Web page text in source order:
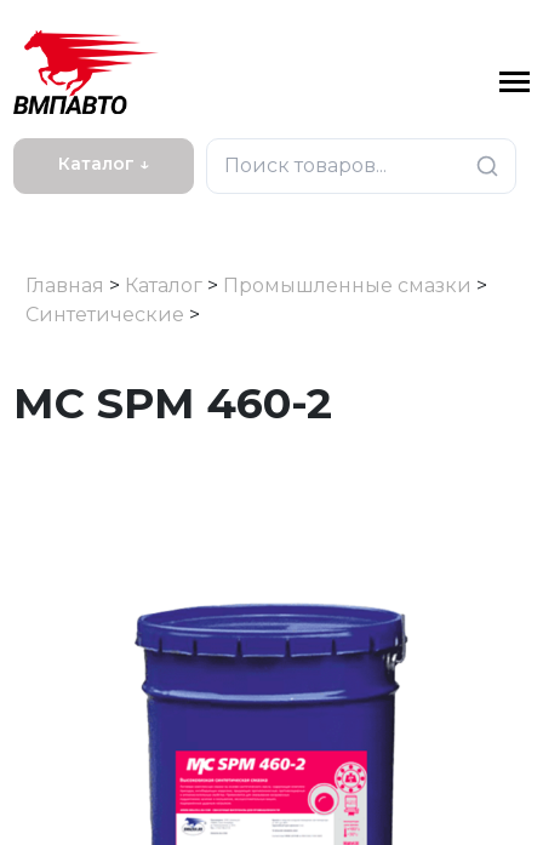
Каталог ↓
Личный кабинет
Главная > Каталог > Промышленные смазки >
Синтетические >
МС SPM 460-2